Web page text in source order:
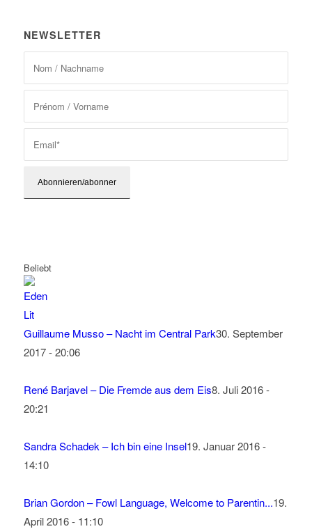
NEWSLETTER
Beliebt
Guillaume Musso – Nacht im Central Park30. September
2017 - 20:06
René Barjavel – Die Fremde aus dem Eis8. Juli 2016 -
20:21
Sandra Schadek – Ich bin eine Insel19. Januar 2016 -
14:10
Brian Gordon – Fowl Language, Welcome to Parentin...19.
April 2016 - 11:10